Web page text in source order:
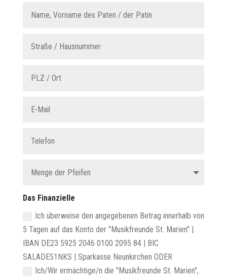
Das Finanzielle
Ich überweise den angegebenen Betrag innerhalb von
5 Tagen auf das Konto der "Musikfreunde St. Marien" |
IBAN DE23 5925 2046 0100 2095 84 | BIC
SALADE51NKS | Sparkasse Neunkirchen ODER
Ich/Wir ermächtige/n die "Musikfreunde St. Marien",